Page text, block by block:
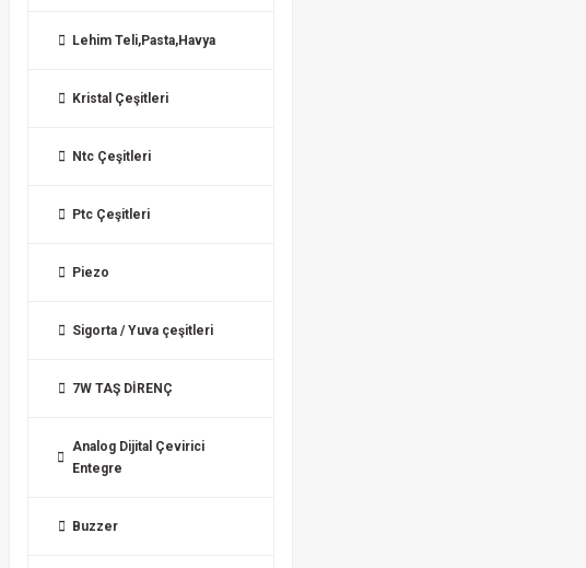
Lehim Teli,Pasta,Havya
Kristal Çeşitleri
Ntc Çeşitleri
Ptc Çeşitleri
Piezo
Sigorta / Yuva çeşitleri
7W TAŞ DİRENÇ
Analog Dijital Çevirici
Entegre
Buzzer